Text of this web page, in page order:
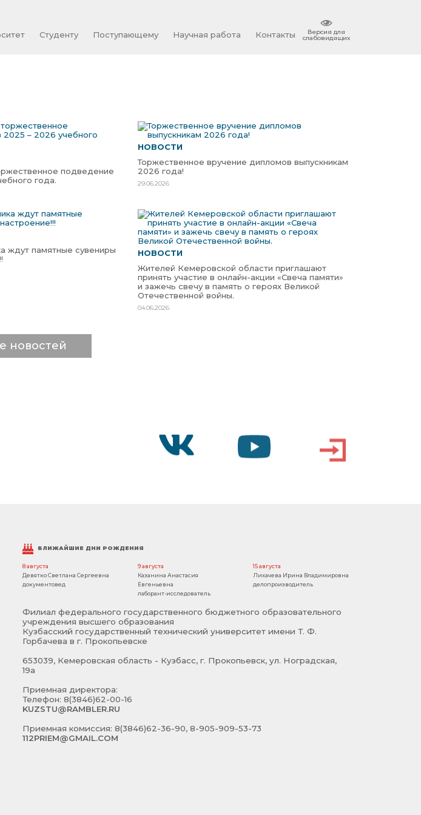
Студенту Поступающему Научная работа Контакты Версия для
слабовидящих
подведение
года.
НОВОСТИ
Торжественное вручение дипломов выпускникам
2026 года!
29.06.2026
ждут памятные сувениры
НОВОСТИ
Жителей Кемеровской области приглашают
принять участие в онлайн-акции «Свеча памяти»
и зажечь свечу в память о героях Великой
Отечественной войны.
04.06.2026
новостей
БЛИЖАЙШИЕ ДНИ РОЖДЕНИЯ
8 августа
Девятко Светлана Сергеевна
документовед
9 августа
Казанина Анастасия
Евгеньевна
лаборант-исследователь
15 августа
Лихачева Ирина Владимировна
делопроизводитель
Филиал федерального государственного бюджетного образовательного
учреждения высшего образования
Кузбасский государственный технический университет имени Т. Ф.
Горбачева в г. Прокопьевске
653039, Кемеровская область - Кузбасс, г. Прокопьевск, ул. Ноградская,
19а
Приемная директора:
Телефон: 8(3846)62-00-16
KUZSTU@RAMBLER.RU
Приемная комиссия: 8(3846)62-36-90, 8-905-909-53-73
112PRIEM@GMAIL.COM